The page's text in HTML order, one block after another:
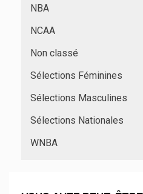
NBA
NCAA
Non classé
Sélections Féminines
Sélections Masculines
Sélections Nationales
WNBA